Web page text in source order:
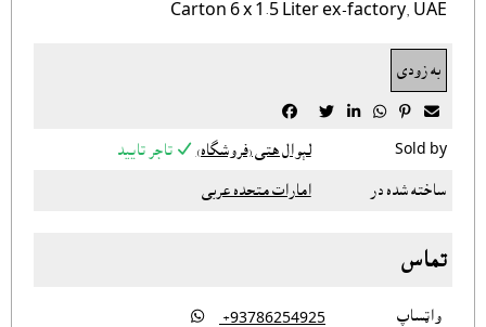
Carton 6 x 1.5 Liter ex-factory, UAE
به زودی
     
Sold by لېوال هتى (فروشگاه)  تاجر تایید
ساخته شده در امارات متحده عربی
تماس
واټساپ ‎ +93786254925
